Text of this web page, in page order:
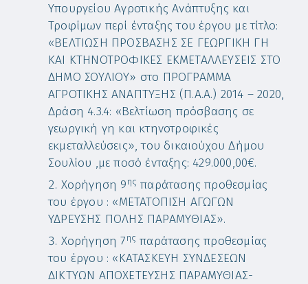
Υπουργείου Αγροτικής Ανάπτυξης και
Τροφίμων περί ένταξης του έργου με τίτλο:
«ΒΕΛΤΙΩΣΗ ΠΡΟΣΒΑΣΗΣ ΣΕ ΓΕΩΡΓΙΚΗ ΓΗ
ΚΑΙ ΚΤΗΝΟΤΡΟΦΙΚΕΣ ΕΚΜΕΤΑΛΛΕΥΣΕΙΣ ΣΤΟ
ΔΗΜΟ ΣΟΥΛΙΟΥ» στο ΠΡΟΓΡΑΜΜΑ
ΑΓΡΟΤΙΚΗΣ ΑΝΑΠΤΥΞΗΣ (Π.Α.Α.) 2014 – 2020,
Δράση 4.3.4: «Βελτίωση πρόσβασης σε
γεωργική γη και κτηνοτροφικές
εκμεταλλεύσεις», του δικαιούχου Δήμου
Σουλίου ,με ποσό ένταξης: 429.000,00€.
Χορήγηση 9 ης παράτασης προθεσμίας
του έργου : «ΜΕΤΑΤΟΠΙΣΗ ΑΓΩΓΩΝ
ΥΔΡΕΥΣΗΣ ΠΟΛΗΣ ΠΑΡΑΜΥΘΙΑΣ».
Χορήγηση 7 ης παράτασης προθεσμίας
του έργου : «ΚΑΤΑΣΚΕΥΗ ΣΥΝΔΕΣΕΩΝ
ΔΙΚΤΥΩΝ ΑΠΟΧΕΤΕΥΣΗΣ ΠΑΡΑΜΥΘΙΑΣ-